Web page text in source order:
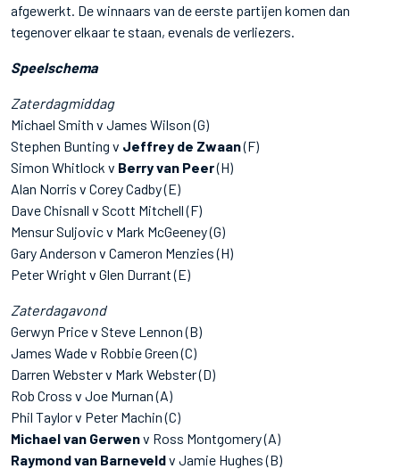
afgewerkt. De winnaars van de eerste partijen komen dan
tegenover elkaar te staan, evenals de verliezers.
Speelschema
Zaterdagmiddag
Michael Smith v James Wilson (G)
Stephen Bunting v Jeffrey de Zwaan(F)
Simon Whitlock v Berry van Peer(H)
Alan Norris v Corey Cadby (E)
Dave Chisnall v Scott Mitchell (F)
Mensur Suljovic v Mark McGeeney (G)
Gary Anderson v Cameron Menzies (H)
Peter Wright v Glen Durrant (E)
Zaterdagavond
Gerwyn Price v Steve Lennon (B)
James Wade v Robbie Green (C)
Darren Webster v Mark Webster (D)
Rob Cross v Joe Murnan (A)
Phil Taylor v Peter Machin (C)
Michael van Gerwenv Ross Montgomery (A)
Raymond van Barneveldv Jamie Hughes (B)